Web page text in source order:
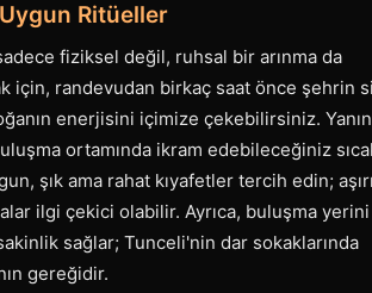
Ritüeller
fiziksel değil, ruhsal bir arınma da
için, randevudan birkaç saat önce şehrin
enerjisini içimize çekebilirsiniz.
ortamında ikram edebileceğiniz
şık ama rahat kıyafetler tercih edin; aşırı
ilgi çekici olabilir. Ayrıca, buluşma yerini
sağlar; Tunceli'nin dar sokaklarında
gereğidir.